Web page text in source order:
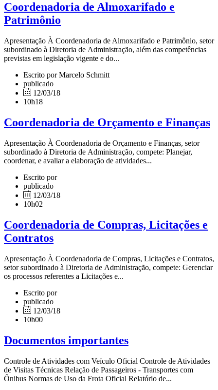
Coordenadoria de Almoxarifado e
Patrimônio
Apresentação À Coordenadoria de Almoxarifado e Patrimônio, setor
subordinado à Diretoria de Administração, além das competências
previstas em legislação vigente e do...
Escrito por Marcelo Schmitt
publicado
12/03/18
10h18
Coordenadoria de Orçamento e Finanças
Apresentação À Coordenadoria de Orçamento e Finanças, setor
subordinado à Diretoria de Administração, compete: Planejar,
coordenar, e avaliar a elaboração de atividades...
Escrito por
publicado
12/03/18
10h02
Coordenadoria de Compras, Licitações e
Contratos
Apresentação À Coordenadoria de Compras, Licitações e Contratos,
setor subordinado à Diretoria de Administração, compete: Gerenciar
os processos referentes a Licitações e...
Escrito por
publicado
12/03/18
10h00
Documentos importantes
Controle de Atividades com Veículo Oficial Controle de Atividades
de Visitas Técnicas Relação de Passageiros - Transportes com
Ônibus Normas de Uso da Frota Oficial Relatório de...